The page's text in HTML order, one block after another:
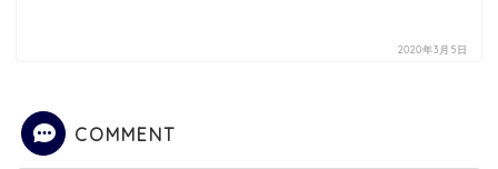
2020年3月5日
COMMENT